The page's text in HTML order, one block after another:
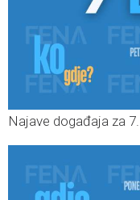
Najave događaja za